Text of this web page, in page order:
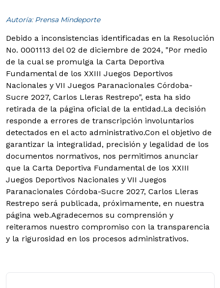
Autoría: Prensa Mindeporte
Debido a inconsistencias identificadas en la Resolución
No. 0001113 del 02 de diciembre de 2024, "Por medio
de la cual se promulga la Carta Deportiva
Fundamental de los XXIII Juegos Deportivos
Nacionales y VII Juegos Paranacionales Córdoba-
Sucre 2027, Carlos Lleras Restrepo", esta ha sido
retirada de la página oficial de la entidad.La decisión
responde a errores de transcripción involuntarios
detectados en el acto administrativo.Con el objetivo de
garantizar la integralidad, precisión y legalidad de los
documentos normativos, nos permitimos anunciar
que la Carta Deportiva Fundamental de los XXIII
Juegos Deportivos Nacionales y VII Juegos
Paranacionales Córdoba-Sucre 2027, Carlos Lleras
Restrepo será publicada, próximamente, en nuestra
página web.Agradecemos su comprensión y
reiteramos nuestro compromiso con la transparencia
y la rigurosidad en los procesos administrativos.